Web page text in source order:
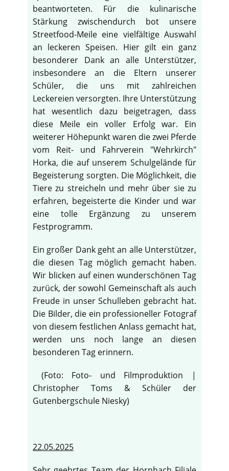
beantworteten. Für die kulinarische
Stärkung zwischendurch bot unsere
Streetfood-Meile eine vielfältige Auswahl
an leckeren Speisen. Hier gilt ein ganz
besonderer Dank an alle Unterstützer,
insbesondere an die Eltern unserer
Schüler, die uns mit zahlreichen
Leckereien versorgten. Ihre Unterstützung
hat wesentlich dazu beigetragen, dass
diese Meile ein voller Erfolg war. Ein
weiterer Höhepunkt waren die zwei Pferde
vom Reit- und Fahrverein "Wehrkirch"
Horka, die auf unserem Schulgelände für
Begeisterung sorgten. Die Möglichkeit, die
Tiere zu streicheln und mehr über sie zu
erfahren, begeisterte die Kinder und war
eine tolle Ergänzung zu unserem
Festprogramm.
Ein großer Dank geht an alle Unterstützer,
die diesen Tag möglich gemacht haben.
Wir blicken auf einen wunderschönen Tag
zurück, der sowohl Gemeinschaft als auch
Freude in unser Schulleben gebracht hat.
Die Bilder, die ein professioneller Fotograf
von diesem festlichen Anlass gemacht hat,
werden uns noch lange an diesen
besonderen Tag erinnern.
(Foto: Foto- und Filmproduktion |
Christopher Toms & Schüler der
Gutenbergschule Niesky)
22.05.2025